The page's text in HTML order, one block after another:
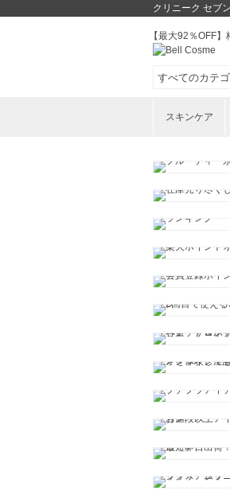
クリニーク セブ
【最大92％OFF
スキンケア